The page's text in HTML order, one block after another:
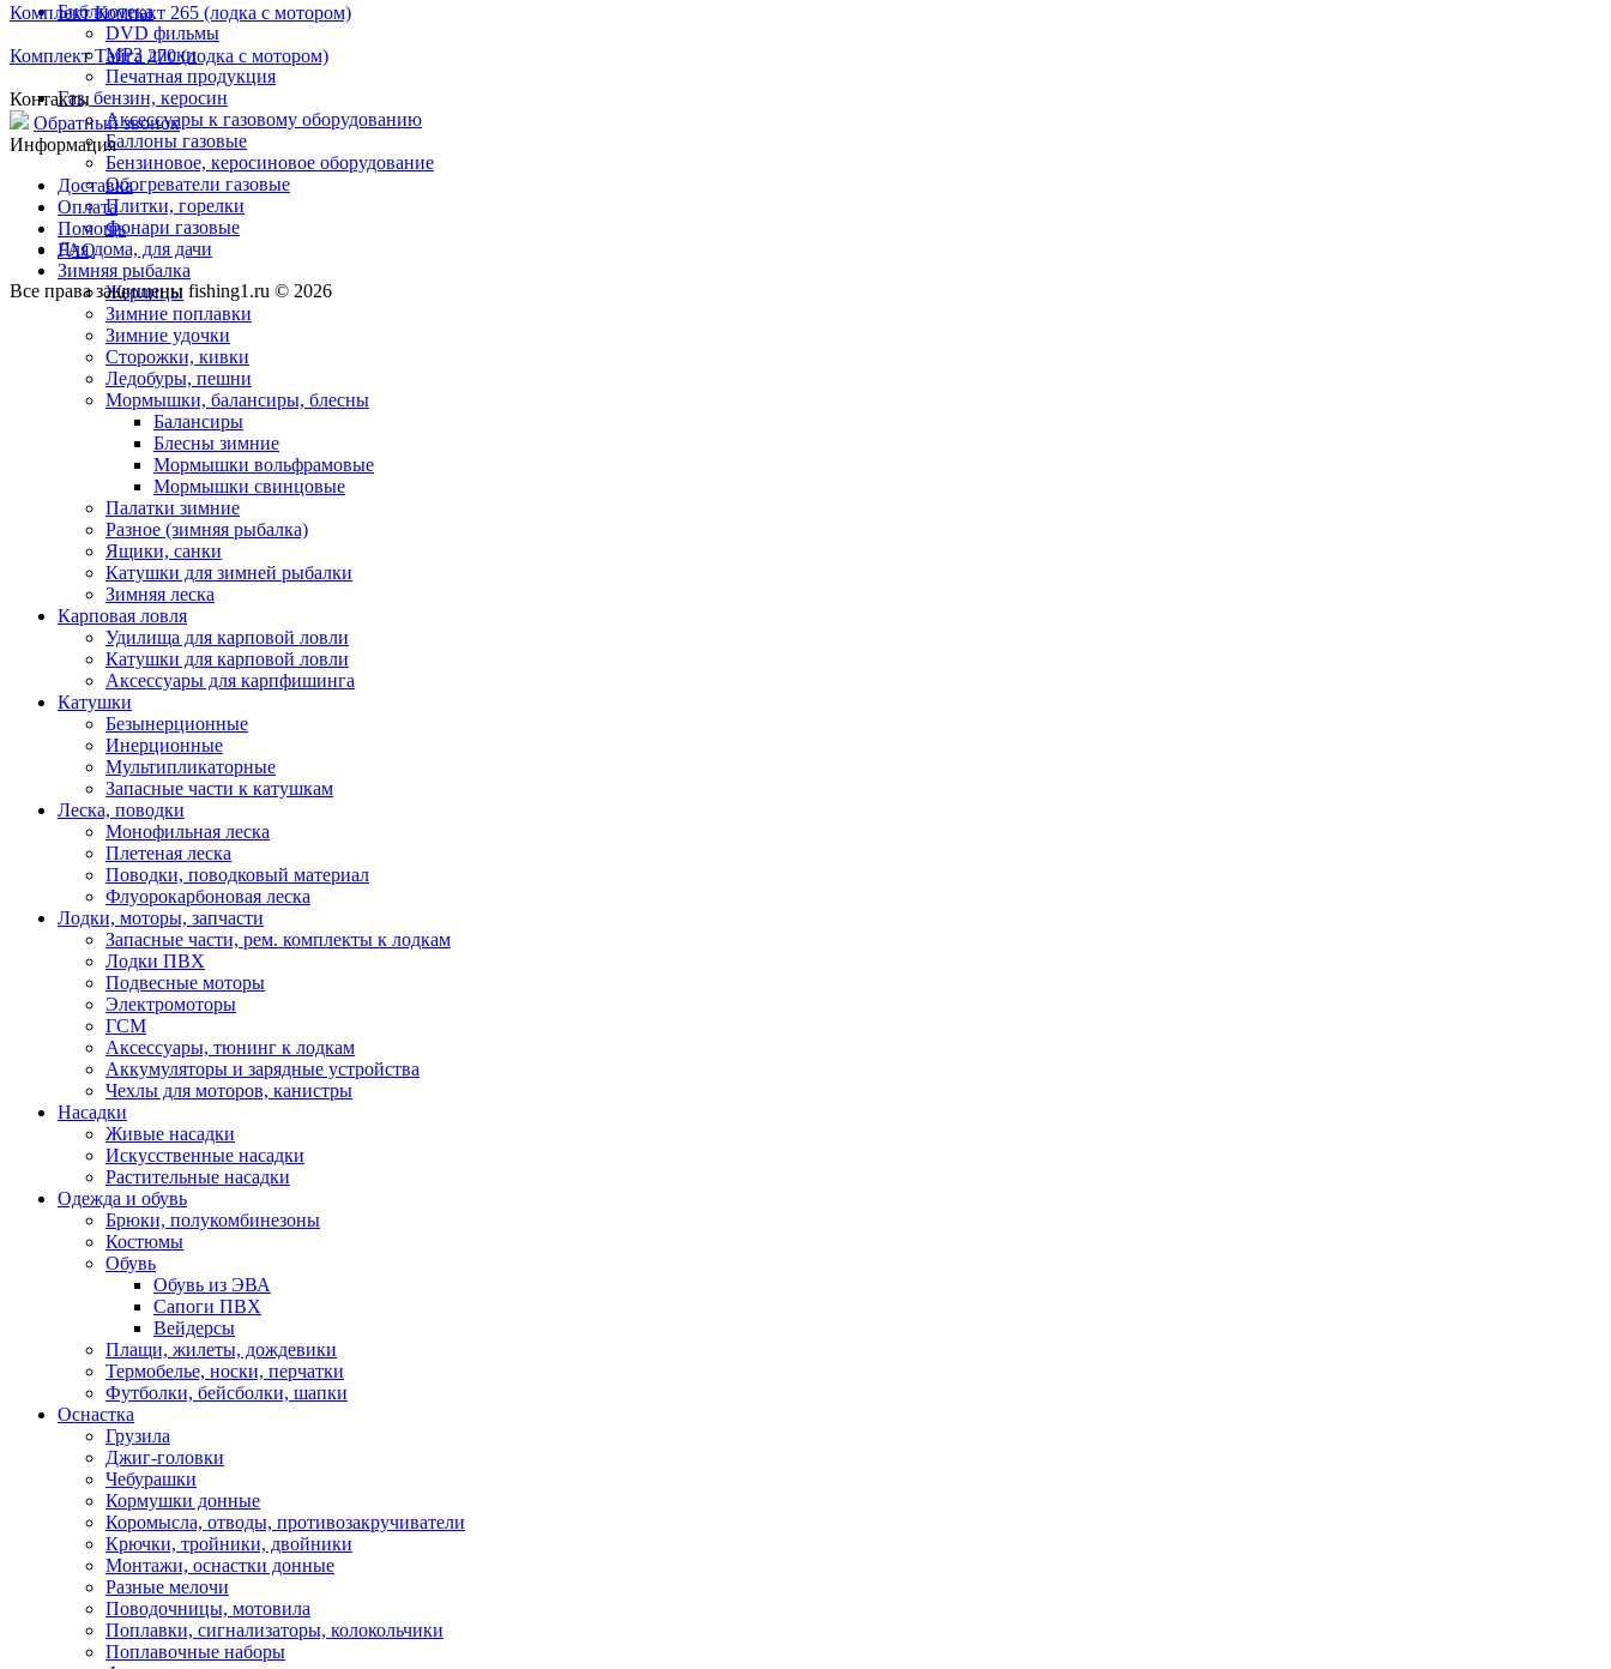
Библиотека
DVD фильмы
MP3 диски
Печатная продукция
Газ, бензин, керосин
Аксессуары к газовому оборудованию
Баллоны газовые
Бензиновое, керосиновое оборудование
Обогреватели газовые
Плитки, горелки
Фонари газовые
Для дома, для дачи
Зимняя рыбалка
Жерлицы
Зимние поплавки
Зимние удочки
Сторожки, кивки
Ледобуры, пешни
Мормышки, балансиры, блесны
Балансиры
Блесны зимние
Мормышки вольфрамовые
Мормышки свинцовые
Палатки зимние
Разное (зимняя рыбалка)
Ящики, санки
Катушки для зимней рыбалки
Зимняя леска
Карповая ловля
Удилища для карповой ловли
Катушки для карповой ловли
Аксессуары для карпфишинга
Катушки
Безынерционные
Инерционные
Мультипликаторные
Запасные части к катушкам
Леска, поводки
Монофильная леска
Плетеная леска
Поводки, поводковый материал
Флуорокарбоновая леска
Лодки, моторы, запчасти
Запасные части, рем. комплекты к лодкам
Лодки ПВХ
Подвесные моторы
Электромоторы
ГСМ
Аксессуары, тюнинг к лодкам
Аккумуляторы и зарядные устройства
Чехлы для моторов, канистры
Насадки
Живые насадки
Искусственные насадки
Растительные насадки
Одежда и обувь
Брюки, полукомбинезоны
Костюмы
Обувь
Обувь из ЭВА
Сапоги ПВХ
Вейдерсы
Плащи, жилеты, дождевики
Термобелье, носки, перчатки
Футболки, бейсболки, шапки
Оснастка
Грузила
Джиг-головки
Чебурашки
Кормушки донные
Коромысла, отводы, противозакручиватели
Крючки, тройники, двойники
Монтажи, оснастки донные
Разные мелочи
Поводочницы, мотовила
Поплавки, сигнализаторы, колокольчики
Поплавочные наборы
Комплект Компакт 265 (лодка с мотором)
Комплект Тайга 270 (лодка с мотором)
Контакты
Обратный звонок
Информация
Доставка
Оплата
Помощь
FAQ
Все права защищены fishing1.ru © 2026